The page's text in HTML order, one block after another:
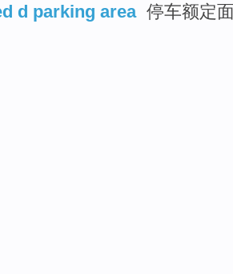
d parking area 停车额定